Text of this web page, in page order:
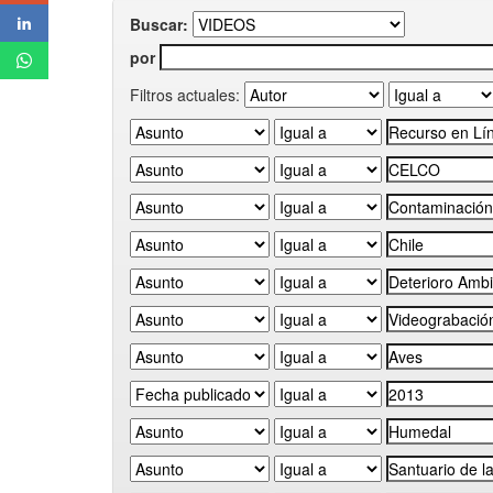
Buscar:
por
Filtros actuales: